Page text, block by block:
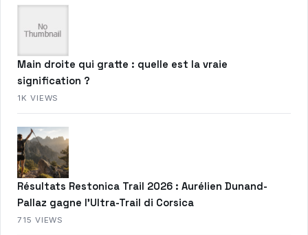
Main droite qui gratte : quelle est la vraie
signification ?
1K VIEWS
Résultats Restonica Trail 2026 : Aurélien Dunand-
Pallaz gagne l’Ultra-Trail di Corsica
715 VIEWS